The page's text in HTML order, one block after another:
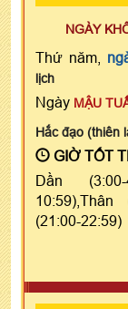
NGÀY
Thứ năm,
lịch
Ngày MẬU
Hắc đạo (thiên
GIỜ TỐT
Dần (3:00-
10:59),Thân
(21:00-22:59)